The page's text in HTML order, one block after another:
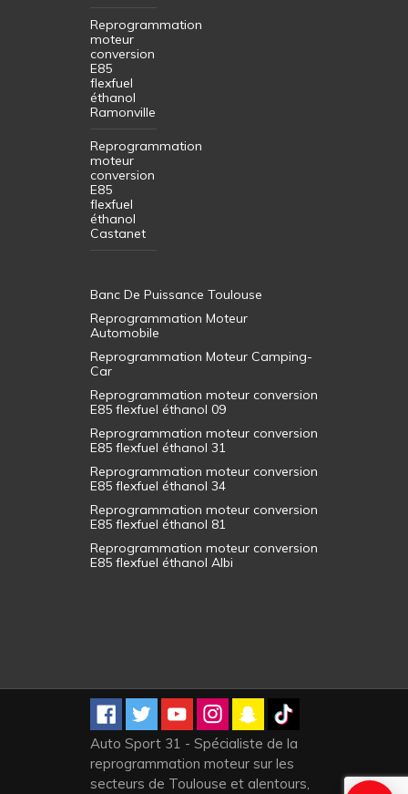
Reprogrammation
moteur
conversion
E85
flexfuel
éthanol
Ramonville
Reprogrammation
moteur
conversion
E85
flexfuel
éthanol
Castanet
Banc De Puissance Toulouse
Reprogrammation Moteur
Automobile
Reprogrammation Moteur Camping-
Car
Reprogrammation moteur conversion
E85 flexfuel éthanol 09
Reprogrammation moteur conversion
E85 flexfuel éthanol 31
Reprogrammation moteur conversion
E85 flexfuel éthanol 34
Reprogrammation moteur conversion
E85 flexfuel éthanol 81
Reprogrammation moteur conversion
E85 flexfuel éthanol Albi
Auto Sport 31 - Spécialiste de la
reprogrammation moteur sur les
secteurs de Toulouse et alentours,